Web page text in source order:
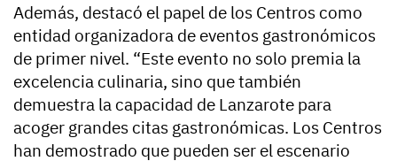
Además, destacó el papel de los Centros como
entidad organizadora de eventos gastronómicos
de primer nivel. “Este evento no solo premia la
excelencia culinaria, sino que también
demuestra la capacidad de Lanzarote para
acoger grandes citas gastronómicas. Los Centros
han demostrado que pueden ser el escenario